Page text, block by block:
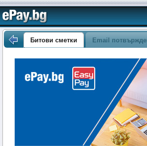
Битови сметки Email